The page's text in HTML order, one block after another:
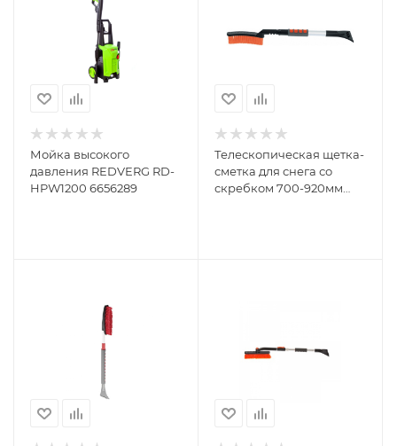
Мойка высокого
давления REDVERG RD-
HPW1200 6656289
Телескопическая щетка-
сметка для снега со
скребком 700-920мм